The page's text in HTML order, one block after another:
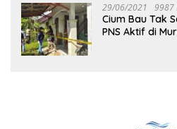
29/06/2021 9987
Cium Bau Tak
PNS Aktif di